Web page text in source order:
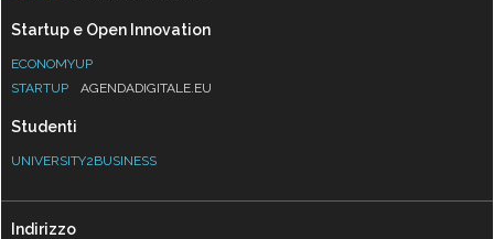
Startup e Open Innovation
ECONOMYUP
STARTUP
AGENDADIGITALE.EU
Studenti
UNIVERSITY2BUSINESS
Indirizzo